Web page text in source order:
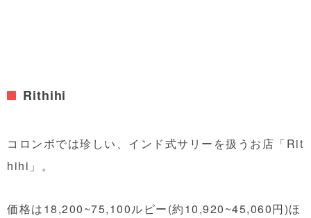
Rithihi
コロンボでは珍しい、インド式サリーを扱うお店「Rit
hihi」。
価格は18,200~75,100ルピー(約10,920~45,060円)ほ